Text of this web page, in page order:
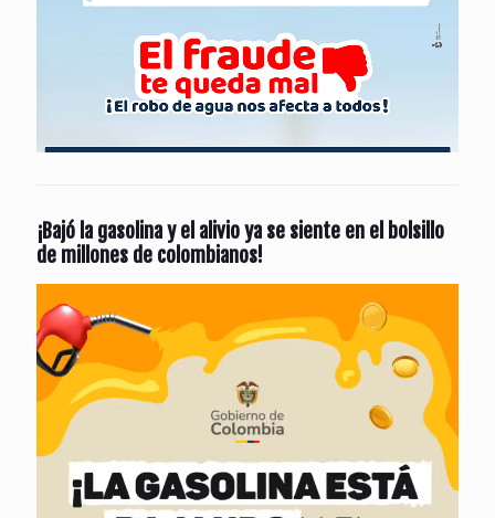
¡Bajó la gasolina y el alivio ya se siente en el bolsillo
de millones de colombianos!
de
vídeo